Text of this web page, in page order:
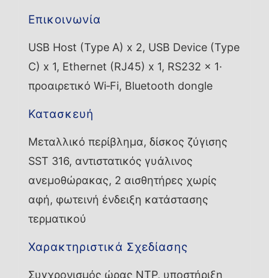
Επικοινωνία
USB Host (Type A) x 2, USB Device (Type
C) x 1, Ethernet (RJ45) x 1, RS232 x 1·
προαιρετικό Wi‑Fi, Bluetooth dongle
Κατασκευή
Μεταλλικό περίβλημα, δίσκος ζύγισης
SST 316, αντιστατικός γυάλινος
ανεμοθώρακας, 2 αισθητήρες χωρίς
αφή, φωτεινή ένδειξη κατάστασης
τερματικού
Χαρακτηριστικά Σχεδίασης
Συγχρονισμός ώρας NTP, υποστήριξη